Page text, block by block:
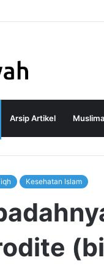
Arsip Artikel
Kesehatan Islam